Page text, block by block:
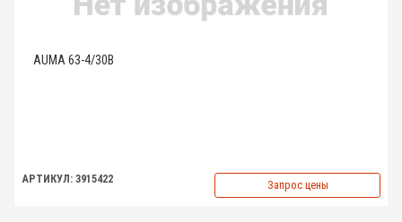
AUMA 63-4/30B
АРТИКУЛ: 3915422 Запрос цены